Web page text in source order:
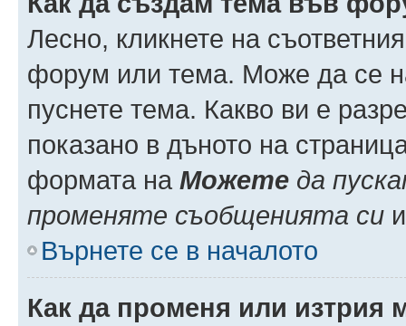
Лесно, кликнете на
форум или тема. Може да се
пуснете тема. Какво ви е
показано в дъното на
формата на Можете да
променяте съобщенията си
Върнете се в началото
Как да променя или изтрия